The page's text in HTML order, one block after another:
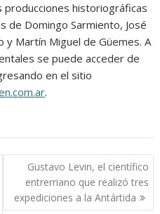
historiográficas
de Domingo Sarmiento, José
y Martín Miguel de Güemes. A
se puede acceder de
en el sitio
.
Gustavo Levin, el científico
entrerriano que realizó tres
expediciones a la Antártida